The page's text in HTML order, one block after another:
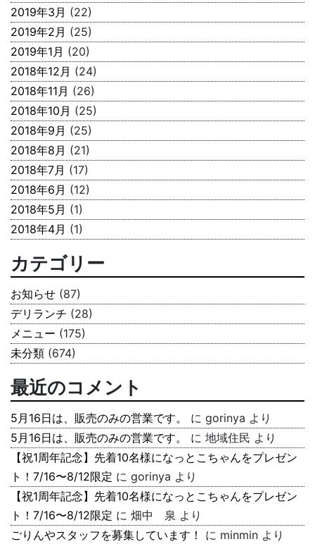
2019年3月 (22)
2019年2月 (25)
2019年1月 (20)
2018年12月 (24)
2018年11月 (26)
2018年10月 (25)
2018年9月 (25)
2018年8月 (21)
2018年7月 (17)
2018年6月 (12)
2018年5月 (1)
2018年4月 (1)
カテゴリー
お知らせ (87)
デリランチ (28)
メニュー (175)
未分類 (674)
最近のコメント
5月16日は、販売のみの営業です。 に gorinya より
5月16日は、販売のみの営業です。
に 地域住民 より
【祝1周年記念】先着10名様になっとこちゃんをプレゼン
ト！7/16〜8/12限定 に gorinya より
【祝1周年記念】先着10名様になっとこちゃんをプレゼン
ト！7/16〜8/12限定 に 畑中 泉 より
ごりんやスタッフを募集しています！
に minmin より